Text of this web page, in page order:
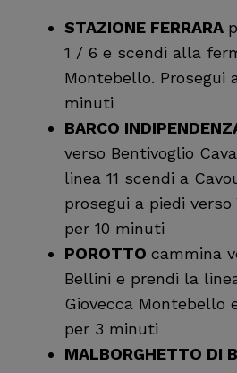
STAZIONE FERRARA
1 / 6 e scendi alla
Montebello. Prosegui
minuti
BARCO
verso Bentivoglio
linea 11 scendi a
prosegui a piedi
per 10 minuti
POROTTO cammina
Bellini e prendi la
Giovecca Montebello
per 3 minuti
MALBORGHETTO DI